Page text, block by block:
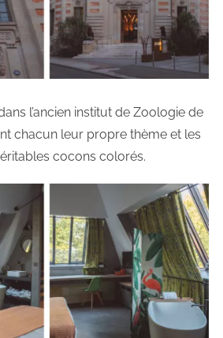
l’ancien institut de Zoologie de
chacun leur propre thème et les
cocons colorés.